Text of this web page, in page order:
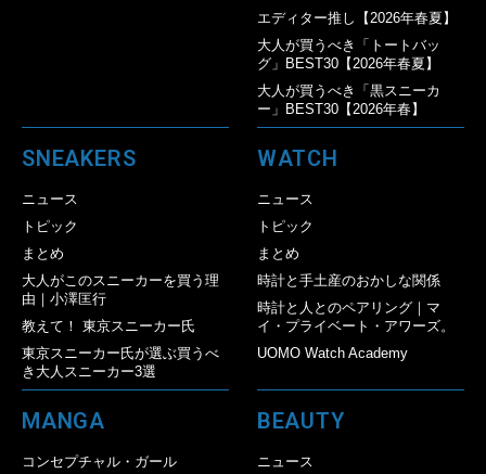
エディター推し【2026年春夏】
大人が買うべき「トートバッ
グ」BEST30【2026年春夏】
大人が買うべき「黒スニーカ
ー」BEST30【2026年春】
SNEAKERS
ニュース
トピック
まとめ
大人がこのスニーカーを買う理
由｜小澤匡行
教えて！ 東京スニーカー氏
東京スニーカー氏が選ぶ買うべ
き大人スニーカー3選
WATCH
ニュース
トピック
まとめ
時計と手土産のおかしな関係
時計と人とのペアリング｜マ
イ・プライベート・アワーズ。
UOMO Watch Academy
MANGA
コンセプチャル・ガール
BEAUTY
ニュース